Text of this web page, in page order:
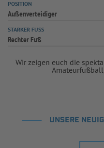
POSITION
Außenverteidiger
STARKER FUSS
Rechter Fuß
Wir zeigen euch die
UNSERE